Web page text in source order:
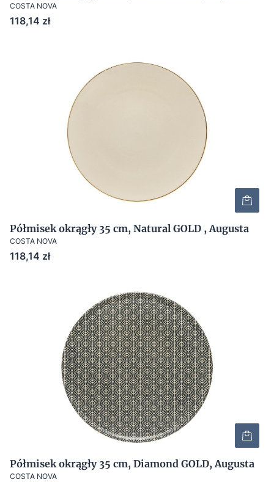
COSTA NOVA
Cena
118,14 zł
Półmisek okrągły 35 cm, Natural GOLD , Augusta
COSTA NOVA
Cena
118,14 zł
Półmisek okrągły 35 cm, Diamond GOLD, Augusta
COSTA NOVA